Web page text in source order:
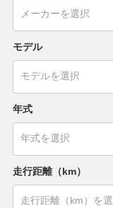
モデル
年式
走行距離（km）